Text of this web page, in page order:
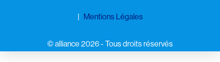
Mentions Légales
©️ alliance 2026 - Tous droits réservés